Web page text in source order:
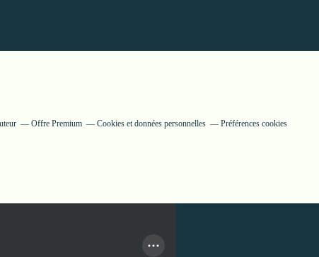
Offre Premium Cookies et données personnelles Préférences cookies